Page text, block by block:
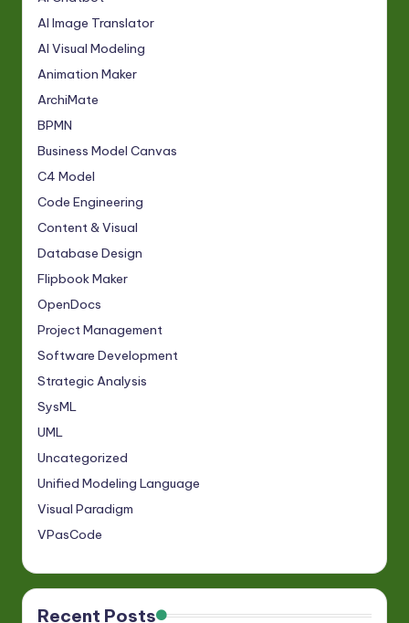
AI Image Translator
AI Visual Modeling
Animation Maker
ArchiMate
BPMN
Business Model Canvas
C4 Model
Code Engineering
Content & Visual
Database Design
Flipbook Maker
OpenDocs
Project Management
Software Development
Strategic Analysis
SysML
UML
Uncategorized
Unified Modeling Language
Visual Paradigm
VPasCode
Recent Posts